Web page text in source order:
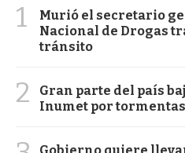
1
Murió el secretario
Nacional de Drogas
tránsito
2
Gran parte del país
Inumet por